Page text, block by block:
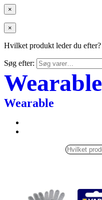
×
×
Hvilket produkt leder du efter?
Søg efter:
Wearable
Wearable